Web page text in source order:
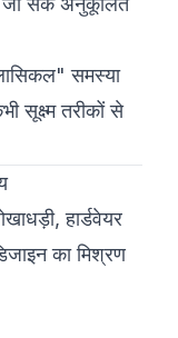
समस्या
सूक्ष्म तरीकों से
हार्डवेयर
का मिश्रण